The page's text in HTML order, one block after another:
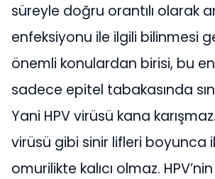
süreyle doğru orantılı olarak
enfeksiyonu ile ilgili bilinmesi
önemli konulardan birisi, bu
sadece epitel tabakasında
Yani HPV virüsü kana
virüsü gibi sinir lifleri boyunca
omurilikte kalıcı olmaz.